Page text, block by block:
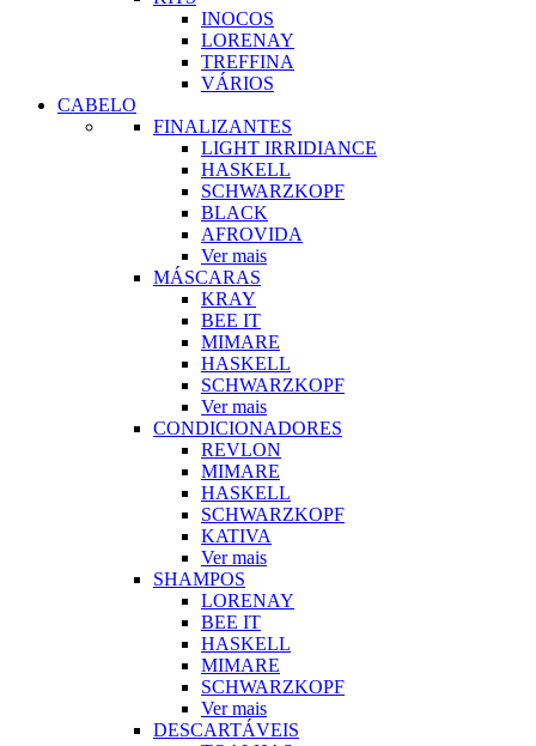
INOCOS
LORENAY
TREFFINA
VÁRIOS
CABELO
FINALIZANTES
LIGHT IRRIDIANCE
HASKELL
SCHWARZKOPF
BLACK
AFROVIDA
Ver mais
MÁSCARAS
KRAY
BEE IT
MIMARE
HASKELL
SCHWARZKOPF
Ver mais
CONDICIONADORES
REVLON
MIMARE
HASKELL
SCHWARZKOPF
KATIVA
Ver mais
SHAMPOS
LORENAY
BEE IT
HASKELL
MIMARE
SCHWARZKOPF
Ver mais
DESCARTÁVEIS